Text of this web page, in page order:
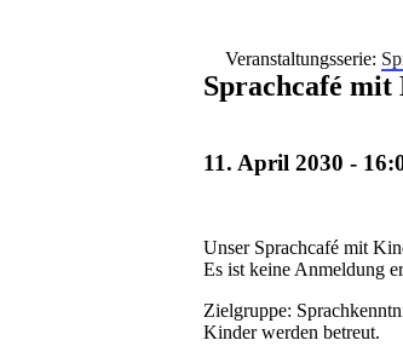
Veranstaltungsserie:
Sprachcafé
11. April 2030 -
Unser Sprachcafé mit
Es ist keine Anmeldung
Zielgruppe:
Kinder werden betreut.